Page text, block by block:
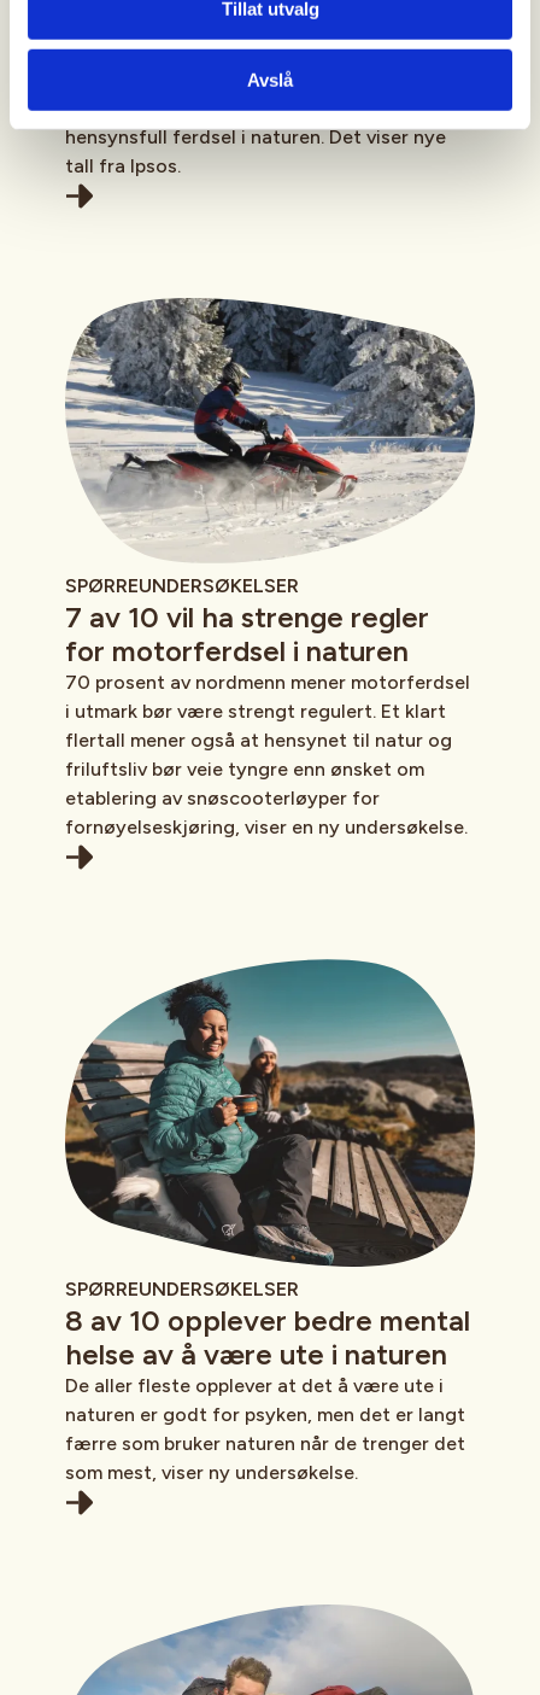
Tillat utvalg
Avslå
allemannsretten
Bare fire av ti barn og unge har hørt om
allemannsretten. Samtidig kjenner de fleste
til flere av de viktigste reglene for
hensynsfull ferdsel i naturen. Det viser nye
tall fra Ipsos.
SPØRREUNDERSØKELSER
7 av 10 vil ha strenge regler
for motorferdsel i naturen
70 prosent av nordmenn mener motorferdsel
i utmark bør være strengt regulert. Et klart
flertall mener også at hensynet til natur og
friluftsliv bør veie tyngre enn ønsket om
etablering av snøscooterløyper for
fornøyelseskjøring, viser en ny undersøkelse.
SPØRREUNDERSØKELSER
8 av 10 opplever bedre mental
helse av å være ute i naturen
De aller fleste opplever at det å være ute i
naturen er godt for psyken, men det er langt
færre som bruker naturen når de trenger det
som mest, viser ny undersøkelse.